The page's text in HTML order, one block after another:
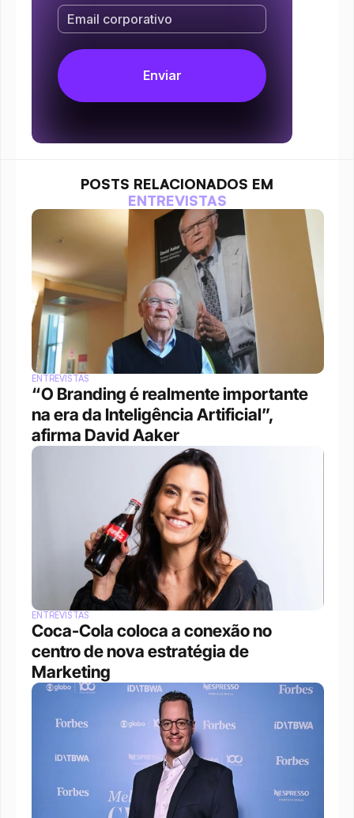
POSTS RELACIONADOS EM
ENTREVISTAS
ENTREVISTAS
“O Branding é realmente importante
na era da Inteligência Artificial”,
afirma David Aaker
ENTREVISTAS
Coca-Cola coloca a conexão no
centro de nova estratégia de
Marketing